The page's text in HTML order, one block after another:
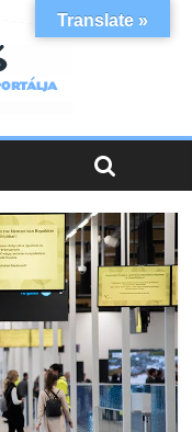
Translate »